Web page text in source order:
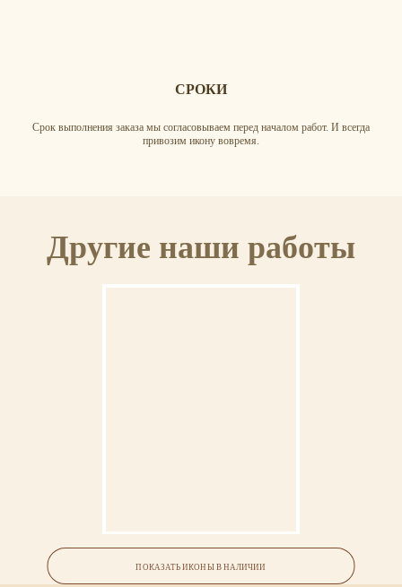
СРОКИ
Срок выполнения заказа мы согласовываем перед началом работ. И всегда
привозим икону вовремя.
ДОСТАВКА
Доставка иконы осуществляется нашим представителем или транспортной
УПАКОВКА
Другие наши работы
Икона «Новоникитская Божия
Матерь»
ПОКАЗАТЬ ИКОНЫ В НАЛИЧИИ